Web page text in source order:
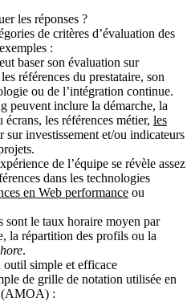
les réponses ?
de critères d’évaluation des
:
baser son évaluation sur
références du prestataire, son
ou de l’intégration continue.
peuvent inclure la démarche, la
les références métier, les
sur investissement et/ou indicateurs
de l’équipe se révèle assez
dans les technologies
en Web performance ou
sont le taux horaire moyen par
la répartition des profils ou la
.
outil simple et efficace
de grille de notation utilisée en
(AMOA) :